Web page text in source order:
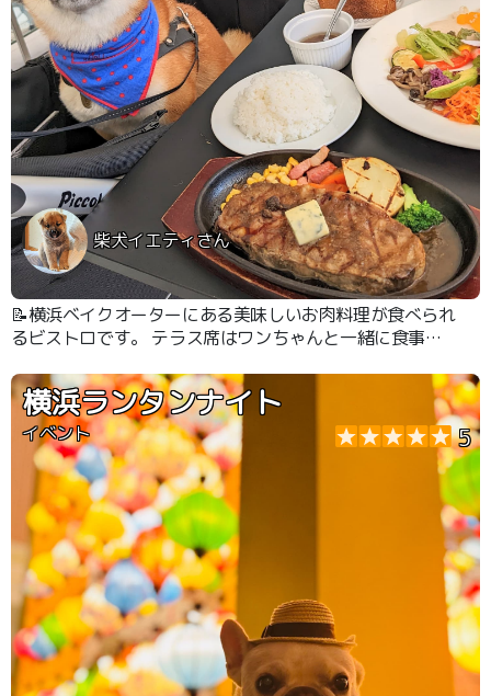
柴犬イエティさん
📝横浜ベイクオーターにある美味しいお肉料理が食べられ
るビストロです。 テラス席はワンちゃんと一緒に食事が
横浜ランタンナイト
イベント 5